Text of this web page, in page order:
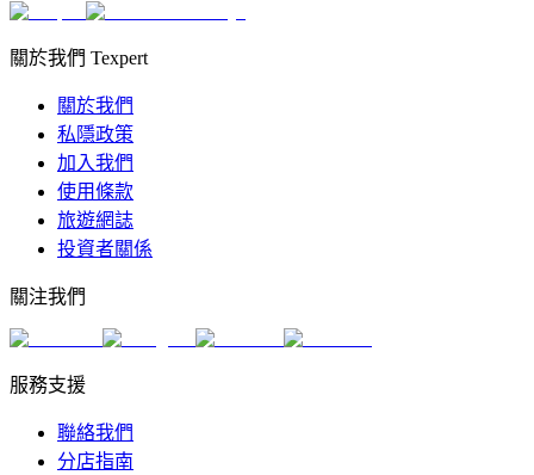
關於我們 Texpert
關於我們
私隱政策
加入我們
使用條款
旅遊網誌
投資者關係
關注我們
服務支援
聯絡我們
分店指南